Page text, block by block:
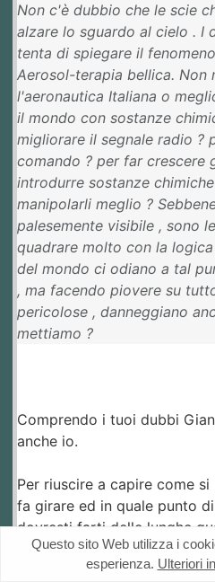
Non c'è dubbio che le scie
alzare lo sguardo al cielo . I
tenta di spiegare il
Aerosol-terapia bellica. Non
l'aeronautica Italiana o
il mondo con sostanze
migliorare il segnale radio ?
comando ? per far crescere
introdurre sostanze
manipolarli meglio ?
palesemente visibile , sono
quadrare molto con la
del mondo ci odiano a tal
, ma facendo piovere su
pericolose , danneggiano
mettiamo ?
Comprendo i tuoi dubbi
anche io.
Per riuscire a capire come
fa girare ed in quale punto
dovresti farti delle lunghe
sul web, affrontando e
pletora di argomenti che
Questo sito Web utilizza i
esperienza. Ulteriori